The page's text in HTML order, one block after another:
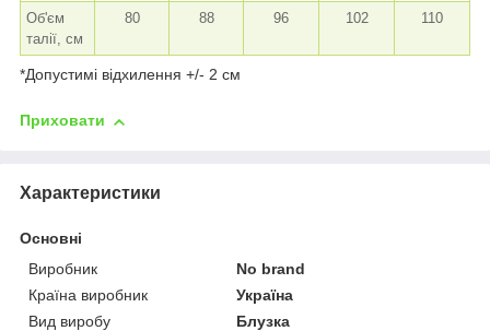
Об'єм
талії, см
80 88 96 102 110
*Допустимі відхилення +/- 2 см
Приховати
Характеристики
Основні
Виробник
No brand
Країна виробник
Україна
Вид виробу
Блузка